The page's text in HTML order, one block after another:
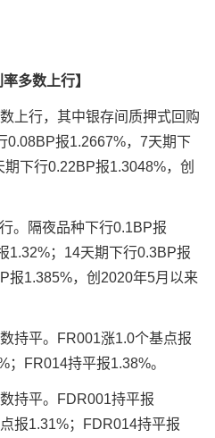
多数上行】
行，其中银存间质押式回购
0.08BP报1.2667%，7天期下
下行0.22BP报1.3048%，创
隔夜品种下行0.1BP报
1.32%；14天期下行0.3BP报
报1.385%，创2020年5月以来
平。FR001涨1.0个基点报
；FR014持平报1.38%。
平。FDR001持平报
报1.31%；FDR014持平报